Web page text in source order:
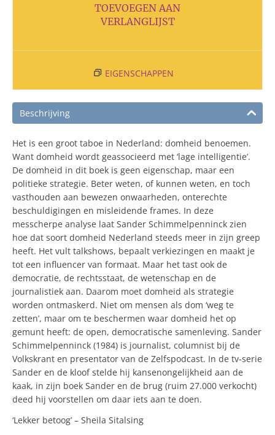
TOEVOEGEN AAN
VERLANGLIJST
EIGENSCHAPPEN
Beschrijving
Het is een groot taboe in Nederland: domheid benoemen.
Want domheid wordt geassocieerd met ‘lage intelligentie’.
De domheid in dit boek is geen eigenschap, maar een
politieke strategie. Beter weten, of kunnen weten, en toch
vasthouden aan bewezen onwaarheden, onterechte
beschuldigingen en misleidende frames. In deze
messcherpe analyse laat Sander Schimmelpenninck zien
hoe dat soort domheid Nederland steeds meer in zijn greep
heeft. Het vult talkshows, bepaalt verkiezingen en maakt je
tot een influencer van formaat. Maar het tast ook de
democratie, de rechtsstaat, de wetenschap en de
journalistiek aan. Daarom moet domheid als strategie
worden ontmaskerd. Niet om mensen als dom ‘weg te
zetten’, maar om te beschermen waar domheid het op
gemunt heeft: de open, democratische samenleving. Sander
Schimmelpenninck (1984) is journalist, columnist bij de
Volkskrant en presentator van de Zelfspodcast. In de tv-serie
Sander en de kloof stelde hij kansenongelijkheid aan de
kaak, in zijn boek Sander en de brug (ruim 27.000 verkocht)
deed hij voorstellen om daar iets aan te doen.
‘Lekker betoog’ – Sheila Sitalsing